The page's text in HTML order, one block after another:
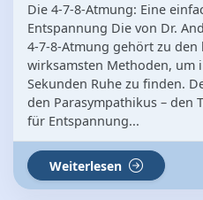
Die 4‑7‑8‑Atmung: Eine
Entspannung Die von Dr.
4‑7‑8‑Atmung gehört zu
wirksamsten Methoden, um
Sekunden Ruhe zu finden.
den Parasympathikus – den
für Entspannung...
Weiterlesen